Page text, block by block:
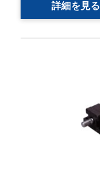
詳細を見る